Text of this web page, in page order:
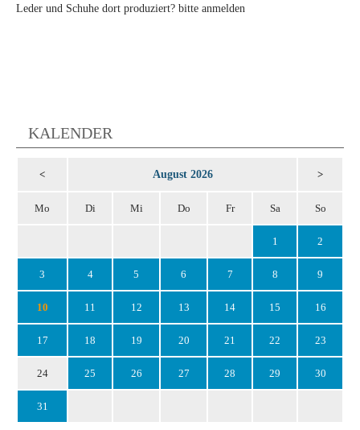
Leder und Schuhe dort produziert? bitte anmelden
KALENDER
< August 2026 >
Mo Di Mi Do Fr Sa So
1 2
3 4 5 6 7 8 9
10 11 12 13 14 15 16
17 18 19 20 21 22 23
24 25 26 27 28 29 30
31